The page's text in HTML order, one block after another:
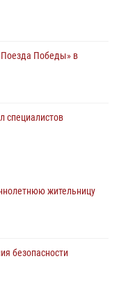
Победы» в
специалистов
федеральный закон о
виновника причинения
жительницу
безопасности